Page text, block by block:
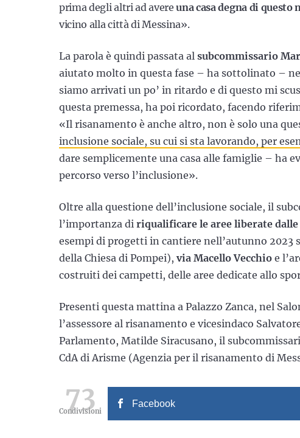
prima degli altri ad avereuna casa degna di questo
vicino alla città di Messina».
La parola è quindi passata al subcommissario
aiutato molto in questa fase – ha sottolinato –
siamo arrivati un po’ in ritardo e di questo mi
questa premessa, ha poi ricordato, facendo
«Il risanamento è anche altro, non è solo una
inclusione sociale, su cui si sta lavorando, per
dare semplicemente una casa alle famiglie – ha
percorso verso l’inclusione».
Oltre alla questione dell’inclusione sociale, il
l’importanza di riqualificare le aree liberate dalle
esempi di progetti in cantiere nell’autunno 2023
della Chiesa di Pompei), via Macello Vecchio e
costruiti dei campetti, delle aree dedicate allo
Presenti questa mattina a Palazzo Zanca, nel
l’assessore al risanamento e vicesindaco
Parlamento, Matilde Siracusano, il
CdA di Arisme (Agenzia per il risanamento di
73
Condivisioni
Facebook